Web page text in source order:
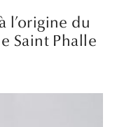
l’origine du
Saint Phalle